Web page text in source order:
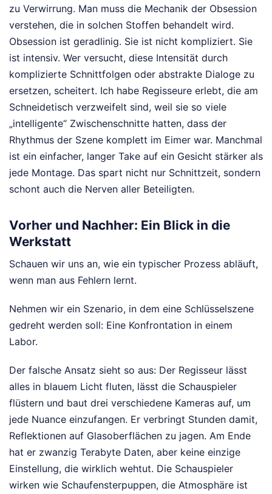
zu Verwirrung. Man muss die Mechanik der Obsession
verstehen, die in solchen Stoffen behandelt wird.
Obsession ist geradlinig. Sie ist nicht kompliziert. Sie
ist intensiv. Wer versucht, diese Intensität durch
komplizierte Schnittfolgen oder abstrakte Dialoge zu
ersetzen, scheitert. Ich habe Regisseure erlebt, die am
Schneidetisch verzweifelt sind, weil sie so viele
„intelligente“ Zwischenschnitte hatten, dass der
Rhythmus der Szene komplett im Eimer war. Manchmal
ist ein einfacher, langer Take auf ein Gesicht stärker als
jede Montage. Das spart nicht nur Schnittzeit, sondern
schont auch die Nerven aller Beteiligten.
Vorher und Nachher: Ein Blick in die
Werkstatt
Schauen wir uns an, wie ein typischer Prozess abläuft,
wenn man aus Fehlern lernt.
Nehmen wir ein Szenario, in dem eine Schlüsselszene
gedreht werden soll: Eine Konfrontation in einem
Labor.
Der falsche Ansatz sieht so aus: Der Regisseur lässt
alles in blauem Licht fluten, lässt die Schauspieler
flüstern und baut drei verschiedene Kameras auf, um
jede Nuance einzufangen. Er verbringt Stunden damit,
Reflektionen auf Glasoberflächen zu jagen. Am Ende
hat er zwanzig Terabyte Daten, aber keine einzige
Einstellung, die wirklich wehtut. Die Schauspieler
wirken wie Schaufensterpuppen, die Atmosphäre ist